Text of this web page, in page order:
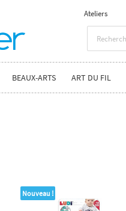
Ateliers
BEAUX-ARTS ART DU FIL
Nouveau !